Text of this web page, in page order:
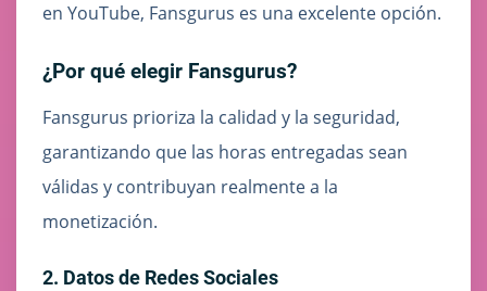
en YouTube, Fansgurus es una excelente opción.
¿Por qué elegir Fansgurus?
Fansgurus prioriza la calidad y la seguridad,
garantizando que las horas entregadas sean
válidas y contribuyan realmente a la
monetización.
2. Datos de Redes Sociales